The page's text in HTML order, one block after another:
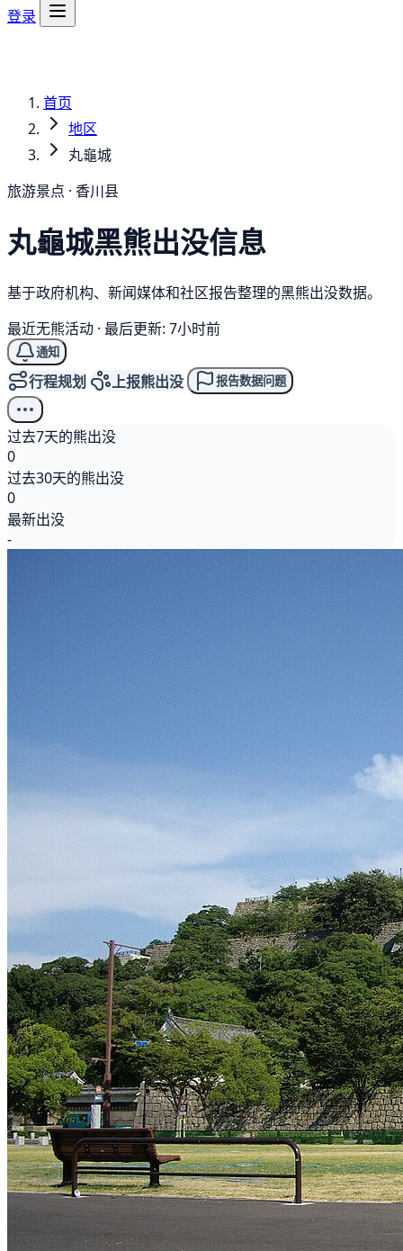
登录
首页
地区
丸龜城
旅游景点 · 香川县
丸龜城黑熊出没信息
基于政府机构、新闻媒体和社区报告整理的黑熊出没数据。
最近无熊活动 · 最后更新: 7小时前
通知
行程规划 上报熊出没 报告数据问题
过去7天的熊出没
0
过去30天的熊出没
0
最新出没
-